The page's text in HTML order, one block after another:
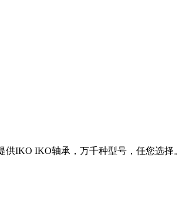
IKO IKO轴承，万千种型号，任您选择。